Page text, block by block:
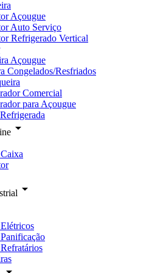
Açougue
Auto Serviço
Refrigerado Vertical
Açougue
Congelados/Resfriados
Comercial
para Açougue
arrow_drop_down
arrow_drop_down